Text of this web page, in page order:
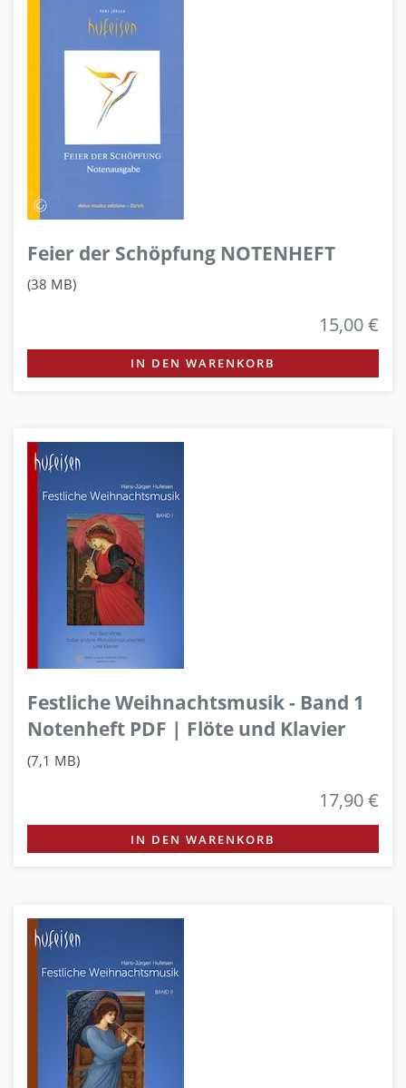
Feier der Schöpfung NOTENHEFT
(38 MB)
15,00 €
IN DEN WARENKORB
Festliche Weihnachtsmusik - Band 1
Notenheft PDF | Flöte und Klavier
(7,1 MB)
17,90 €
IN DEN WARENKORB